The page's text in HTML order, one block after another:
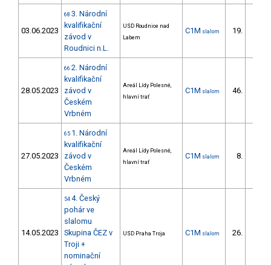
03.06.2023
68 3. Národní
kvalifikační
závod v
Roudnici n.L.
USD Roudnice nad
Labem
C1M slalom 19.
28.05.2023
66 2. Národní
kvalifikační
závod v
Českém
Vrbném
Areál Lídy Polesné,
hlavní trať
C1M slalom 46.
27.05.2023
65 1. Národní
kvalifikační
závod v
Českém
Vrbném
Areál Lídy Polesné,
hlavní trať
C1M slalom 8.
14.05.2023
54 4. Český
pohár ve
slalomu
Skupina ČEZ v
Troji +
nominační
USD Praha Troja C1M slalom 26.